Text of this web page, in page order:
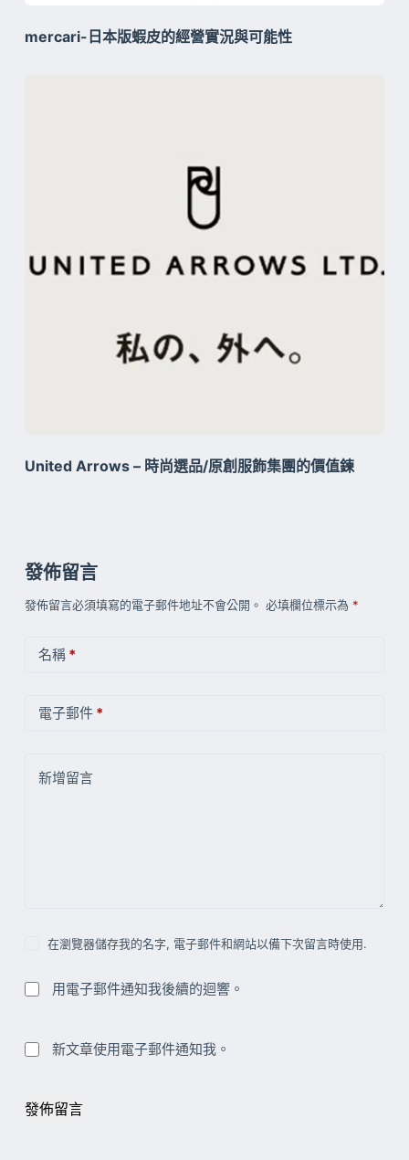
mercari-日本版蝦皮的經營實況與可能性
United Arrows – 時尚​選品/原創服飾集團的價值鍊
發佈留言
發佈留言必須填寫的電子郵件地址不會公開。 必填欄位標示為 *
名稱*
電子郵件*
新增留言
在瀏覽器儲存我的名字, 電子郵件和網站以備下次留言時使用.
用電子郵件通知我後續的迴響。
新文章使用電子郵件通知我。
發佈留言